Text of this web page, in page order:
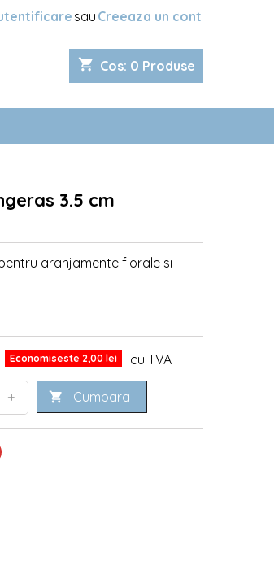
sau Creeaza un cont
shopping_cart Cos: 0 Produse
3.5 cm
aranjamente florale si
Economiseste 2,00 lei cu TVA
+  Cumpara